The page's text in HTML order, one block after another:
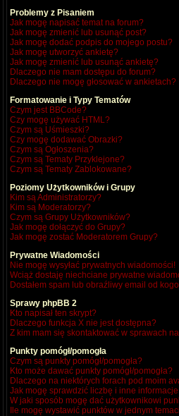
Problemy z Pisaniem
Jak mogę napisać temat na forum?
Jak mogę zmienić lub usunąć post?
Jak mogę dodać podpis do mojego postu?
Jak mogę utworzyć ankietę?
Jak mogę zmienić lub usunąć ankietę?
Dlaczego nie mam dostępu do forum?
Dlaczego nie mogę głosować w ankietach?
Formatowanie i Typy Tematów
Czym jest BBCode?
Czy mogę używać HTML?
Czym są Uśmieszki?
Czy mogę dodawać Obrazki?
Czym są Ogłoszenia?
Czym są Tematy Przyklejone?
Czym są Tematy Zablokowane?
Poziomy Użytkowników i Grupy
Kim są Administratorzy?
Kim są Moderatorzy?
Czym są Grupy Użytkowników?
Jak mogę dołączyć do Grupy?
Jak mogę zostać Moderatorem Grupy?
Prywatne Wiadomości
Nie mogę wysyłać prywatnych wiadomości!
Wciąż dostaję niechciane prywatne
Dostałem spam lub obraźliwy email od
Sprawy phpBB 2
Kto napisał ten skrypt?
Dlaczego funkcja X nie jest dostępna?
Z kim mam się skontaktować w sprawach
Punkty pomógł/pomogła
Czym są punkty pomógł/pomogła?
Kto może dawać punkty pomógł/pomogła?
Dlaczego na niektórych forach pod moim
Jak mogę sprawdzić liczbę i inne
W jaki sposób mogę dać użytkownikowi
Ile mogę wystawić punktów w jednym